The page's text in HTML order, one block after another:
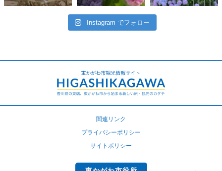
Instagram でフォロー
関連リンク
プライバシーポリシー
サイトポリシー